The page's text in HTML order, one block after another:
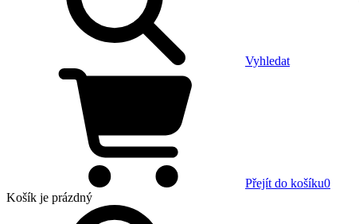
Vyhledat
Přejít do košíku0
Košík je prázdný